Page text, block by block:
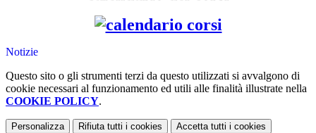
Notizie
Questo sito o gli strumenti terzi da questo utilizzati si avvalgono di
cookie necessari al funzionamento ed utili alle finalità illustrate nella
COOKIE POLICY.
Personalizza Rifiuta tutti i cookies Accetta tutti i cookies